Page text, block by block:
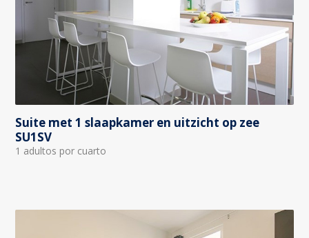
Suite met 1 slaapkamer en uitzicht op zee
SU1SV
1 adultos por cuarto